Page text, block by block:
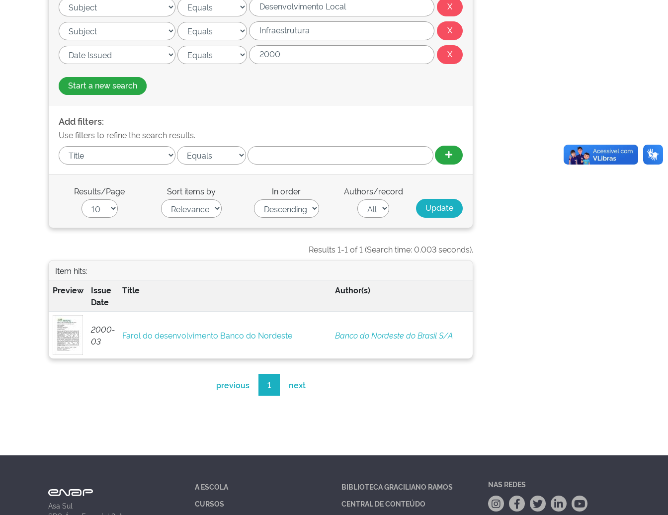
Start a new search
Add filters:
Use filters to refine the search results.
Results/Page Sort items by In order Authors/record
Results 1-1 of 1 (Search time: 0.003 seconds).
Item hits:
Preview
Issue
Date
Title Author(s)
2000-
03
Farol do desenvolvimento Banco do Nordeste Banco do Nordeste do Brasil S/A
previous 1 next
Asa Sul
A ESCOLA
CURSOS
BIBLIOTECA GRACILIANO RAMOS
CENTRAL DE CONTEÚDO
NAS REDES